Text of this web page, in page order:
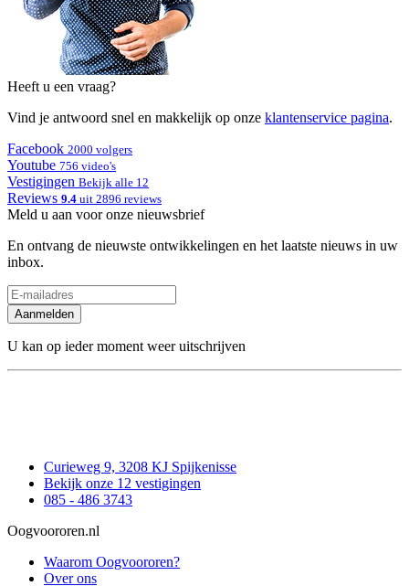
Heeft u een vraag?
Vind je antwoord snel en makkelijk op onze klantenservice pagina.
Facebook 2000 volgers
Youtube 756 video's
Vestigingen Bekijk alle 12
Reviews 9.4 uit 2896 reviews
Meld u aan voor onze nieuwsbrief
En ontvang de nieuwste ontwikkelingen en het laatste nieuws in uw
inbox.
Aanmelden
U kan op ieder moment weer uitschrijven
Curieweg 9, 3208 KJ Spijkenisse
Bekijk onze 12 vestigingen
085 - 486 3743
Oogvoororen.nl
Waarom Oogvoororen?
Over ons